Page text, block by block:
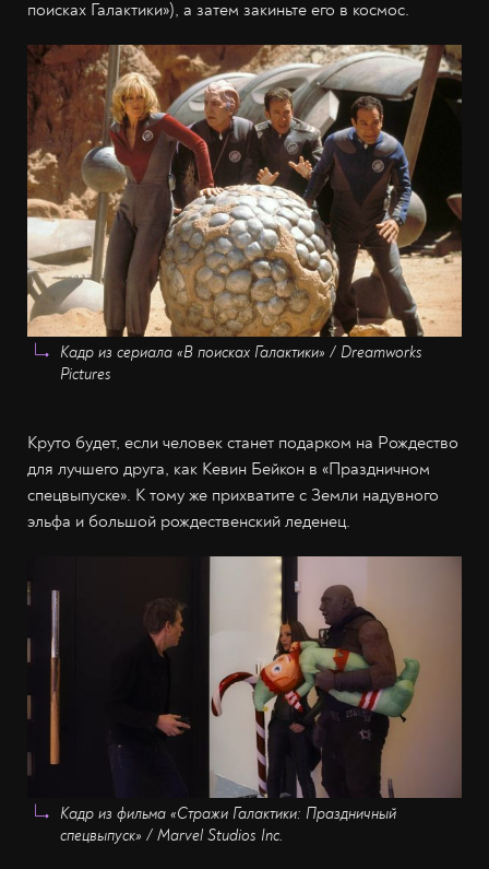
поисках Галактики»), а затем закиньте его в космос.
Кадр из сериала «В поисках Галактики» / Dreamworks
Pictures
Круто будет, если человек станет подарком на Рождество
для лучшего друга, как Кевин Бейкон в «Праздничном
спецвыпуске». К тому же прихватите с Земли надувного
эльфа и большой рождественский леденец.
Кадр из фильма «Стражи Галактики: Праздничный
спецвыпуск» / Marvel Studios Inc.